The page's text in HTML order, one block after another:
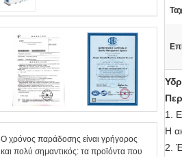
Ο χρόνος παράδοσης είναι γρήγορος
και πολύ σημαντικός: τα προϊόντα που
1.
Η
2.